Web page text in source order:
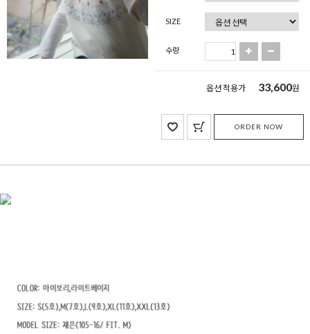
SIZE
수량
옵션 적용가 33,600원
ORDER NOW